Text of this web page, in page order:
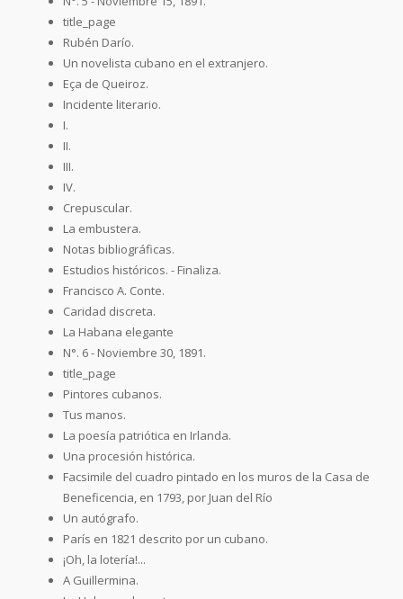
title_page
Rubén Darío.
Un novelista cubano en el extranjero.
Eça de Queiroz.
Incidente literario.
I.
II.
III.
IV.
Crepuscular.
La embustera.
Notas bibliográficas.
Estudios históricos. - Finaliza.
Francisco A. Conte.
Caridad discreta.
La Habana elegante
N°. 6 - Noviembre 30, 1891.
title_page
Pintores cubanos.
Tus manos.
La poesía patriótica en Irlanda.
Una procesión histórica.
Facsimile del cuadro pintado en los muros de la Casa de
Beneficencia, en 1793, por Juan del Río
Un autógrafo.
París en 1821 descrito por un cubano.
¡Oh, la lotería!...
A Guillermina.